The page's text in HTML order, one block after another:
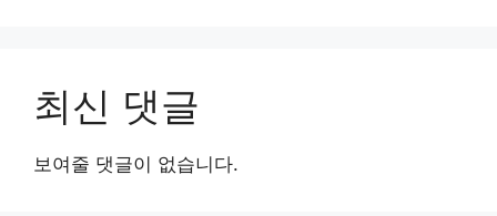
최신 댓글
보여줄 댓글이 없습니다.